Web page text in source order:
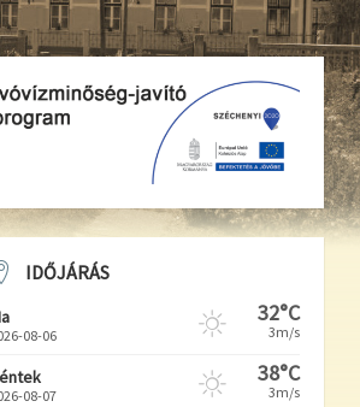
IDŐJÁRÁS
08-06
32°C
3m/s
08-07
38°C
3m/s